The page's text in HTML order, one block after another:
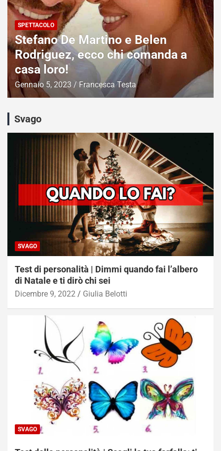
SPETTACOLO
Stefano De Martino e Belen
Rodriguez, ecco chi comanda a
casa loro!
Gennaio 5, 2023 Francesca Testa
Svago
SVAGO
Test di personalità | Dimmi quando fai l’albero
di Natale e ti dirò chi sei
Dicembre 9, 2022 Giulia Belotti
SVAGO